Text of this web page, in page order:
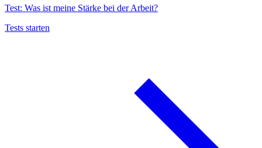
Test: Was ist meine Stärke bei der Arbeit?
Tests starten